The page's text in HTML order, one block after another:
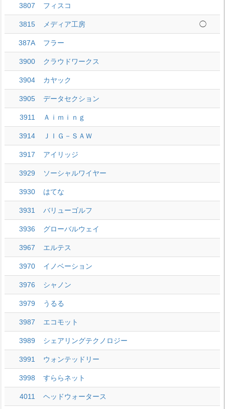
3807 フィスコ
3815 メディア工房 ◯
387A フラー
3900 クラウドワークス
3904 カヤック
3905 データセクション
3911 Ａｉｍｉｎｇ
3914 ＪＩＧ－ＳＡＷ
3917 アイリッジ
3929 ソーシャルワイヤー
3930 はてな
3931 バリューゴルフ
3936 グローバルウェイ
3967 エルテス
3970 イノベーション
3976 シャノン
3979 うるる
3987 エコモット
3989 シェアリングテクノロジー
3991 ウォンテッドリー
3998 すららネット
4011 ヘッドウォータース